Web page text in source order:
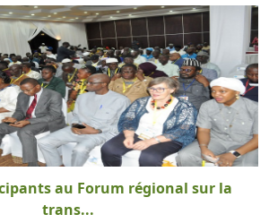
au Forum régional sur la
trans...